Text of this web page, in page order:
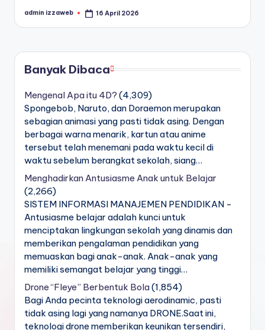
Posted
admin izzaweb 16 April 2026
Banyak Dibaca
Mengenal Apa itu 4D? (4,309)
Spongebob, Naruto, dan Doraemon merupakan
sebagian animasi yang pasti tidak asing. Dengan
berbagai warna menarik, kartun atau anime
tersebut telah menemani pada waktu kecil di
waktu sebelum berangkat sekolah, siang…
Menghadirkan Antusiasme Anak untuk Belajar
(2,266)
SISTEM INFORMASI MANAJEMEN PENDIDIKAN -
Antusiasme belajar adalah kunci untuk
menciptakan lingkungan sekolah yang dinamis dan
memberikan pengalaman pendidikan yang
memuaskan bagi anak-anak. Anak-anak yang
memiliki semangat belajar yang tinggi…
Drone “Fleye” Berbentuk Bola(1,854)
Bagi Anda pecinta teknologi aerodinamic, pasti
tidak asing lagi yang namanya DRONE.Saat ini,
teknologi drone memberikan keunikan tersendiri,